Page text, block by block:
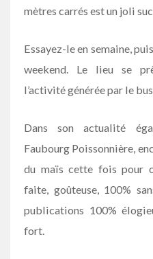
mètres carrés est un joli
Essayez-le en semaine,
weekend. Le lieu se
l’activité générée par le
Dans son actualité
Faubourg Poissonnière,
du maïs cette fois pour
faite, goûteuse, 100%
publications 100%
fort.